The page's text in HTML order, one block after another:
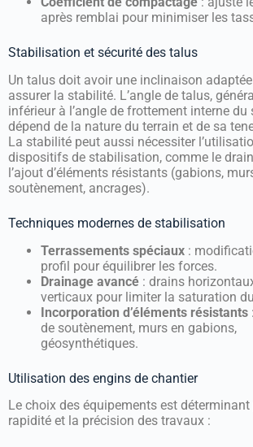
après remblai pour minimiser les
Stabilisation et sécurité des talus
Un talus doit avoir une inclinaison
assurer la stabilité. L’angle de talus,
inférieur à l’angle de frottement interne du
dépend de la nature du terrain et de sa
La stabilité peut aussi nécessiter
dispositifs de stabilisation, comme le
l’ajout d’éléments résistants (gabions,
soutènement, ancrages).
Techniques modernes de stabilisation
Terrassements spéciaux :
profil pour équilibrer les forces.
Drainage avancé : drains
verticaux pour limiter la saturation
Incorporation d’éléments résistants
de soutènement, murs en gabions,
géosynthétiques.
Utilisation des engins de chantier
Le choix des équipements est déterminant
rapidité et la précision des travaux :